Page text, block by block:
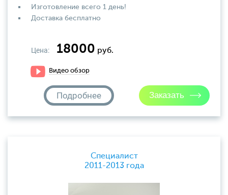
Изготовление всего 1 день!
Доставка бесплатно
Цена: 18000 руб.
Видео обзор
Подробнее
Специалист
2011-2013 года